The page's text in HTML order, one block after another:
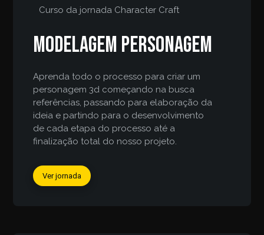
Curso da jornada Character Craft
Modelagem personagem
Aprenda todo o processo para criar um
personagem 3d começando na busca
referências, passando para elaboração da
ideia e partindo para o desenvolvimento
de cada etapa do processo até a
finalização total do nosso projeto.
Ver jornada